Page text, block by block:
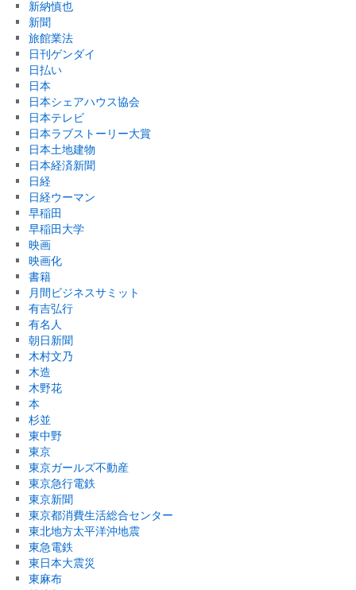
新納慎也
新聞
旅館業法
日刊ゲンダイ
日払い
日本
日本シェアハウス協会
日本テレビ
日本ラブストーリー大賞
日本土地建物
日本経済新聞
日経
日経ウーマン
早稲田
早稲田大学
映画
映画化
書籍
月間ビジネスサミット
有吉弘行
有名人
朝日新聞
木村文乃
木造
木野花
本
杉並
東中野
東京
東京ガールズ不動産
東京急行電鉄
東京新聞
東京都消費生活総合センター
東北地方太平洋沖地震
東急電鉄
東日本大震災
東麻布